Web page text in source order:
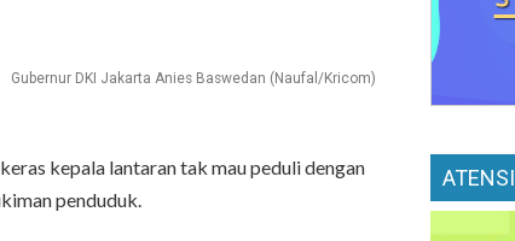
Gubernur DKI Jakarta Anies Baswedan (Naufal/Kricom)
kepala lantaran tak mau peduli dengan
penduduk.
ATENSI